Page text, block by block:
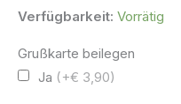
Verfügbarkeit: Vorrätig
Grußkarte beilegen
Ja (+€ 3,90)